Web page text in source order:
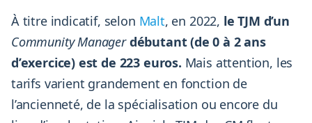
À titre indicatif, selon Malt, en 2022, le TJM d’un
Community Managerdébutant (de 0 à 2 ans
d’exercice) est de 223 euros. Mais attention, les
tarifs varient grandement en fonction de
l’ancienneté, de la spécialisation ou encore du